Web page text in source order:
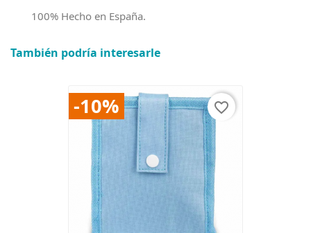
100% Hecho en España.
También podría interesarle
-10% favorite_border